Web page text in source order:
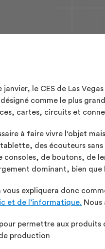
janvier, le CES de Las
comme le plus
cartes, circuits et
à faire vivre l'objet
des écouteurs
de boutons, de
dominant, bien que
expliquera donc
et de l’informatique. Nous
permettre aux
production